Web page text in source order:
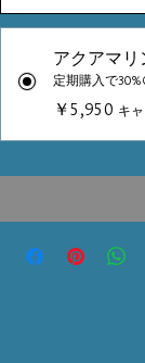
アクアマリ
定期購入で
￥5,950 キ